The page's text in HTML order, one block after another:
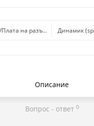
на разъем зарядки/
Динамик
Описание
Вопрос - ответ 0